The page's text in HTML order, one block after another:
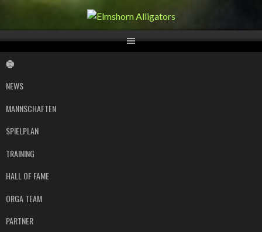
Inhalt
NEWS
MANNSCHAFTEN
SPIELPLAN
TRAINING
HALL OF FAME
ORGA TEAM
PARTNER